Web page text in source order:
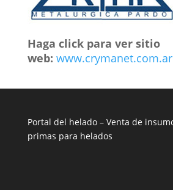
Haga click para ver sitio
web: www.crymanet.com.ar
Portal del helado – Venta de
primas para helados